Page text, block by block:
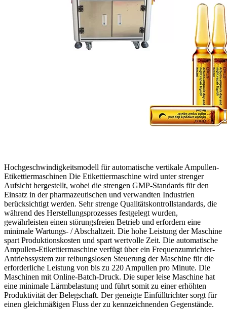
Hochgeschwindigkeitsmodell für automatische vertikale Ampullen-
Etikettiermaschinen Die Etikettiermaschine wird unter strenger
Aufsicht hergestellt, wobei die strengen GMP-Standards für den
Einsatz in der pharmazeutischen und verwandten Industrien
berücksichtigt werden. Sehr strenge Qualitätskontrollstandards, die
während des Herstellungsprozesses festgelegt wurden,
gewährleisten einen störungsfreien Betrieb und erfordern eine
minimale Wartungs- / Abschaltzeit. Die hohe Leistung der Maschine
spart Produktionskosten und spart wertvolle Zeit. Die automatische
Ampullen-Etikettiermaschine verfügt über ein Frequenzumrichter-
Antriebssystem zur reibungslosen Steuerung der Maschine für die
erforderliche Leistung von bis zu 220 Ampullen pro Minute. Die
Maschinen mit Online-Batch-Druck. Die super leise Maschine hat
eine minimale Lärmbelastung und führt somit zu einer erhöhten
Produktivität der Belegschaft. Der geneigte Einfülltrichter sorgt für
einen gleichmäßigen Fluss der zu kennzeichnenden Gegenstände.